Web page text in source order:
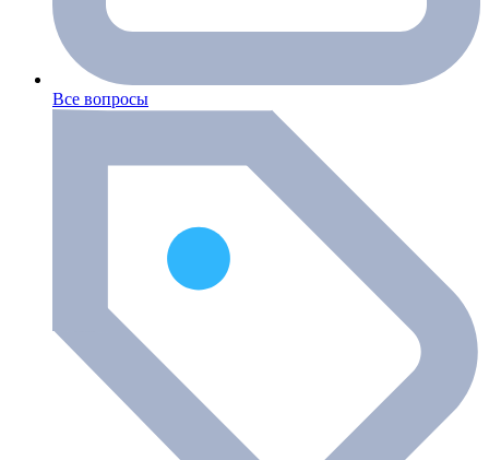
Все вопросы